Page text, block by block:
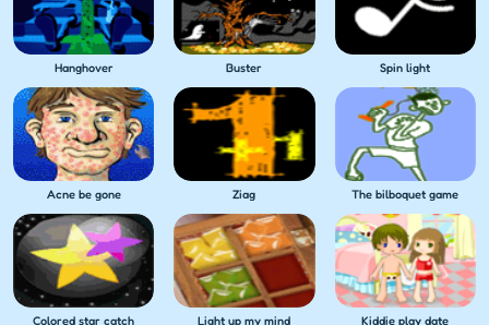
Hanghover Buster Spin light
Acne be gone Ziag The bilboquet game
Colored star catch Light up my mind Kiddie play date